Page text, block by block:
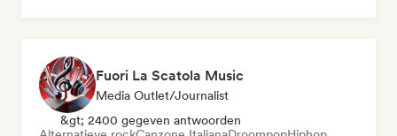
Fuori La Scatola Music
Media Outlet/Journalist
&gt; 2400 gegeven antwoorden